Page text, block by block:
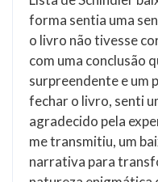
forma sentia uma
o livro não tivesse
com uma conclusão
surpreendente e um
fechar o livro, senti
agradecido pela
me transmitiu, um
narrativa para